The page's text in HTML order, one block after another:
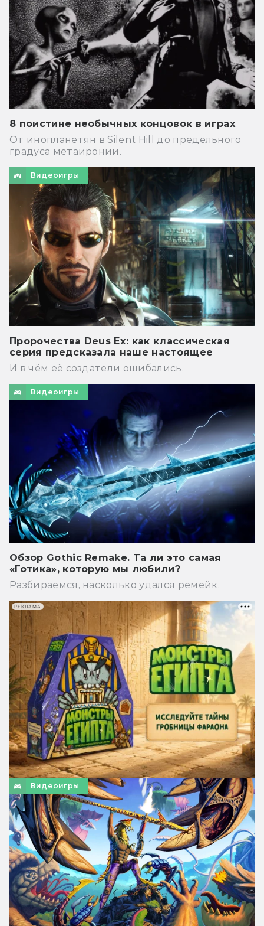
8 поистине необычных концовок в играх
От инопланетян в Silent Hill до предельного
градуса метаиронии.
Видеоигры
Пророчества Deus Ex: как классическая
серия предсказала наше настоящее
И в чём её создатели ошибались.
Видеоигры
Обзор Gothic Remake. Та ли это самая
«Готика», которую мы любили?
Разбираемся, насколько удался ремейк.
Видеоигры
РЕКЛАМА